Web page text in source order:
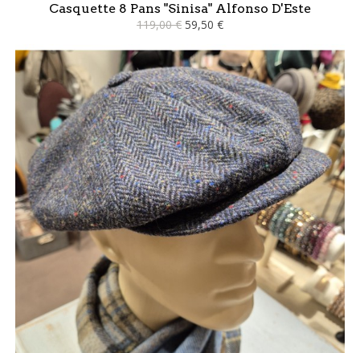
Casquette 8 Pans "Sinisa" Alfonso D'Este
119,00 € 59,50 €